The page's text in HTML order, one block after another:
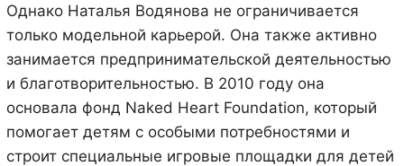
Однако Наталья Водянова не ограничивается
только модельной карьерой. Она также активно
занимается предпринимательской деятельностью
и благотворительностью. В 2010 году она
основала фонд Naked Heart Foundation, который
помогает детям с особыми потребностями и
строит специальные игровые площадки для детей